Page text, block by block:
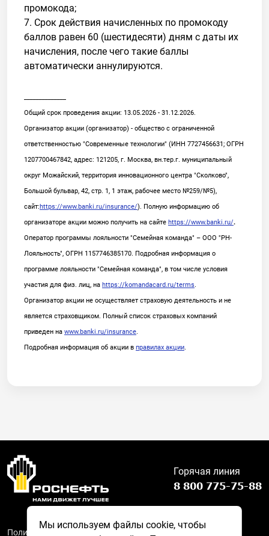
промокода;
7. Срок действия начисленных по промокоду
баллов равен 60 (шестидесяти) дням с даты их
начисления, после чего такие баллы
автоматически аннулируются.
Общий срок проведения акции: 13.05.2026 - 31.12.2026.
Организатор акции (организатор) - общество с ограниченной
ответственностью "Современные технологии" (ИНН 7727456631; ОГРН
1207700467842, адрес: 121205, г. Москва, вн.тер.г. муниципальный
округ Можайский, территория инновационного центра "Сколково",
Большой бульвар, 42, стр. 1, 1 этаж, рабочее место №259/№5),
сайт:https://www.banki.ru/insurance/). Полную информацию об
организаторе акции можно получить на сайте https://www.banki.ru/.
Оператор программы лояльности "Семейная команда" – ООО "РН-
Лояльность", ОГРН 1157746385170. Подробная информация о
программе лояльности "Семейная команда", в том числе условия
участия для физ. лиц, на https://komandacard.ru/terms.
Организатор акции не осуществляет страховую деятельность и не
является страховщиком. Полный список страховых компаний
приведен на www.banki.ru/insurance.
Подробная информация об акции в правилах акции.
Горячая линия
8 800 775-75-88
Политика обработки персональных данных
Мы используем файлы cookie, чтобы